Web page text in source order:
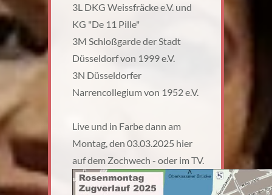
3L DKG Weissfräcke e.V. und
KG "De 11 Pille"
3M Schloßgarde der Stadt
Düsseldorf von 1999 e.V.
3N Düsseldorfer
Narrencollegium von 1952 e.V.
Live und in Farbe dann am
Montag, den 03.03.2025 hier
auf dem Zochwech - oder im TV.